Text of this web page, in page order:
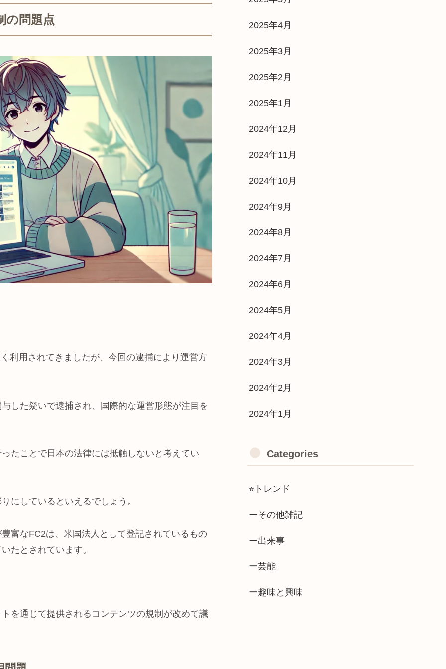
の問題点
利用されてきましたが、今回の逮捕により運営方
した疑いで逮捕され、国際的な運営形態が注目を
たことで日本の法律には抵触しないと考えてい
にしているといえるでしょう。
富なFC2は、米国法人として登記されているもの
たとされています。
を通じて提供されるコンテンツの規制が改めて議
2025年4月
2025年3月
2025年2月
2025年1月
2024年12月
2024年11月
2024年10月
2024年9月
2024年8月
2024年7月
2024年6月
2024年5月
2024年4月
2024年3月
2024年2月
2024年1月
Categories
⭐︎トレンド
ーその他雑記
ー出来事
ー芸能
ー趣味と興味